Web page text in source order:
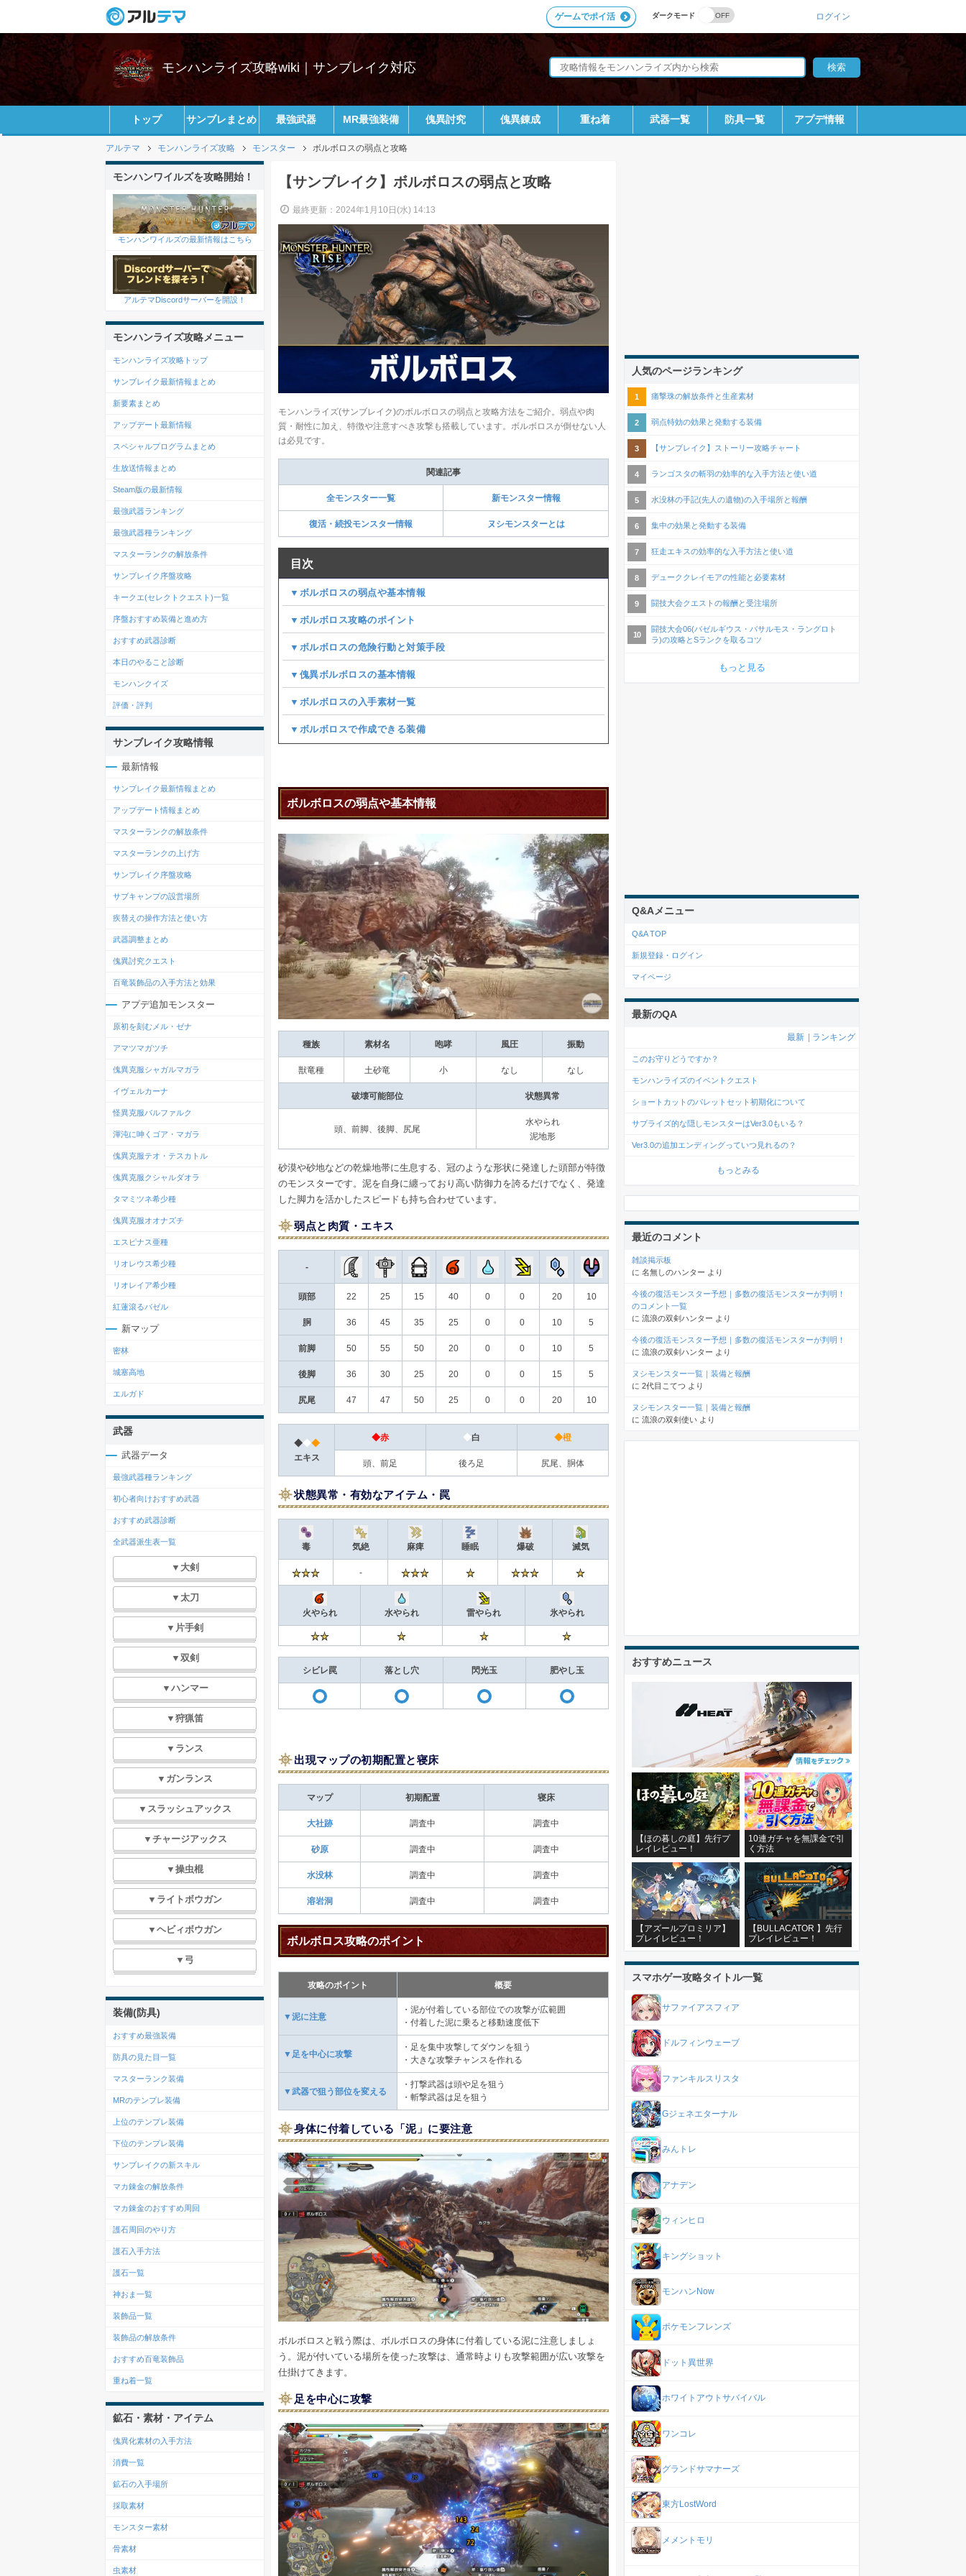
ダークモード
ゲームでポイ活 ログイン
モンハンライズ攻略wiki｜サンブレイク対応
トップ サンブレまとめ 最強武器 MR最強装備 傀異討究 傀異錬成 重ね着 武器一覧 防具一覧 アプデ情報
アルテマ モンハンライズ攻略 モンスター ボルボロスの弱点と攻略
【サンブレイク】ボルボロスの弱点と攻略
最終更新：2024年1月10日(水) 14:13
モンハンライズ(サンブレイク)のボルボロスの弱点と攻略方法をご紹介。弱点や肉
質・耐性に加え、特徴や注意すべき攻撃も搭載しています。ボルボロスが倒せない人
は必見です。
関連記事
全モンスター一覧 新モンスター情報
復活・続投モンスター情報 ヌシモンスターとは
目次
▼ボルボロスの弱点や基本情報
▼ボルボロス攻略のポイント
▼ボルボロスの危険行動と対策手段
▼傀異ボルボロスの基本情報
▼ボルボロスの入手素材一覧
▼ボルボロスで作成できる装備
ボルボロスの弱点や基本情報
種族 素材名 咆哮 風圧 振動
獣竜種 土砂竜 小 なし なし
破壊可能部位 状態異常
頭、前脚、後脚、尻尾
水やられ
泥地形
砂漠や砂地などの乾燥地帯に生息する、冠のような形状に発達した頭部が特徴
のモンスターです。泥を自身に纏っており高い防御力を誇るだけでなく、発達
した脚力を活かしたスピードも持ち合わせています。
弱点と肉質・エキス
-
頭部 22 25 15 40 0 0 20 10
胴 36 45 35 25 0 0 10 5
前脚 50 55 50 20 0 0 10 5
後脚 36 30 25 20 0 0 15 5
尻尾 47 47 50 25 0 0 20 10
◆◆◆
エキス
◆赤 ◆白 ◆橙
頭、前足 後ろ足 尻尾、胴体
状態異常・有効なアイテム・罠
毒 気絶 麻痺 睡眠 爆破 滅気
-
火やられ 水やられ 雷やられ 氷やられ
シビレ罠 落とし穴 閃光玉 肥やし玉
出現マップの初期配置と寝床
マップ 初期配置 寝床
大社跡 調査中 調査中
砂原 調査中 調査中
水没林 調査中 調査中
溶岩洞 調査中 調査中
ボルボロス攻略のポイント
攻略のポイント 概要
▼泥に注意
・泥が付着している部位での攻撃が広範囲
・付着した泥に乗ると移動速度低下
▼足を中心に攻撃
・足を集中攻撃してダウンを狙う
・大きな攻撃チャンスを作れる
▼武器で狙う部位を変える
・打撃武器は頭や足を狙う
・斬撃武器は足を狙う
身体に付着している「泥」に要注意
ボルボロスと戦う際は、ボルボロスの身体に付着している泥に注意しましょ
う。泥が付いている場所を使った攻撃は、通常時よりも攻撃範囲が広い攻撃を
仕掛けてきます。
足を中心に攻撃
モンハンワイルズを攻略開始！
モンハンワイルズの最新情報はこちら
アルテマDiscordサーバーを開設！
モンハンライズ攻略メニュー
モンハンライズ攻略トップ
サンブレイク最新情報まとめ
新要素まとめ
アップデート最新情報
スペシャルプログラムまとめ
生放送情報まとめ
Steam版の最新情報
最強武器ランキング
最強武器種ランキング
マスターランクの解放条件
サンブレイク序盤攻略
キークエ(セレクトクエスト)一覧
序盤おすすめ装備と進め方
おすすめ武器診断
本日のやること診断
モンハンクイズ
評価・評判
サンブレイク攻略情報
最新情報
サンブレイク最新情報まとめ
アップデート情報まとめ
マスターランクの解放条件
マスターランクの上げ方
サンブレイク序盤攻略
サブキャンプの設営場所
疾替えの操作方法と使い方
武器調整まとめ
傀異討究クエスト
百竜装飾品の入手方法と効果
アプデ追加モンスター
原初を刻むメル・ゼナ
アマツマガツチ
傀異克服シャガルマガラ
イヴェルカーナ
怪異克服バルファルク
渾沌に呻くゴア・マガラ
傀異克服テオ・テスカトル
傀異克服クシャルダオラ
タマミツネ希少種
傀異克服オオナズチ
エスピナス亜種
リオレウス希少種
リオレイア希少種
紅蓮滾るバゼル
新マップ
密林
城塞高地
エルガド
武器
武器データ
最強武器種ランキング
初心者向けおすすめ武器
おすすめ武器診断
全武器派生表一覧
▼大剣
▼太刀
▼片手剣
▼双剣
▼ハンマー
▼狩猟笛
▼ランス
▼ガンランス
▼スラッシュアックス
▼チャージアックス
▼操虫棍
▼ライトボウガン
▼ヘビィボウガン
▼弓
装備(防具)
おすすめ最強装備
防具の見た目一覧
マスターランク装備
MRのテンプレ装備
上位のテンプレ装備
下位のテンプレ装備
サンブレイクの新スキル
マカ錬金の解放条件
マカ錬金のおすすめ周回
護石周回のやり方
護石入手方法
護石一覧
神おま一覧
装飾品一覧
装飾品の解放条件
おすすめ百竜装飾品
重ね着一覧
鉱石・素材・アイテム
傀異化素材の入手方法
消費一覧
鉱石の入手場所
採取素材
モンスター素材
骨素材
虫素材
人気のページランキング
痛撃珠の解放条件と生産素材
弱点特効の効果と発動する装備
【サンブレイク】ストーリー攻略チャート
ランゴスタの斬羽の効率的な入手方法と使い道
水没林の手記(先人の遺物)の入手場所と報酬
集中の効果と発動する装備
狂走エキスの効率的な入手方法と使い道
デューククレイモアの性能と必要素材
闘技大会クエストの報酬と受注場所
闘技大会06(バゼルギウス・バサルモス・ラングロト
ラ)の攻略とSランクを取るコツ
もっと見る
Q&Aメニュー
Q&A TOP
新規登録・ログイン
マイページ
最新のQA
最新 ランキング
このお守りどうですか？
モンハンライズのイベントクエスト
ショートカットのパレットセット初期化について
サプライズ的な隠しモンスターはVer3.0もいる？
Ver3.0の追加エンディングっていつ見れるの？
もっとみる
最近のコメント
雑談掲示板
に 名無しのハンター より
今後の復活モンスター予想｜多数の復活モンスターが判明！
のコメント一覧
に 流浪の双剣ハンター より
今後の復活モンスター予想｜多数の復活モンスターが判明！
に 流浪の双剣ハンター より
ヌシモンスター一覧｜装備と報酬
に 2代目こてつ より
ヌシモンスター一覧｜装備と報酬
に 流浪の双剣使い より
おすすめニュース
【ほの暮しの庭】先行プ
レイレビュー！
10連ガチャを無課金で引
く方法
【アズールプロミリア】
プレイレビュー！
【BULLACATOR 】先行
プレイレビュー！
スマホゲー攻略タイトル一覧
サファイアスフィア
ドルフィンウェーブ
ファンキルスリスタ
Gジェネエターナル
みんトレ
アナデン
ウィンヒロ
キングショット
モンハンNow
ポケモンフレンズ
ドット異世界
ホワイトアウトサバイバル
ワンコレ
グランドサマナーズ
東方LostWord
メメントモリ